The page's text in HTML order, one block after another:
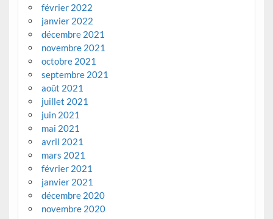
février 2022
janvier 2022
décembre 2021
novembre 2021
octobre 2021
septembre 2021
août 2021
juillet 2021
juin 2021
mai 2021
avril 2021
mars 2021
février 2021
janvier 2021
décembre 2020
novembre 2020